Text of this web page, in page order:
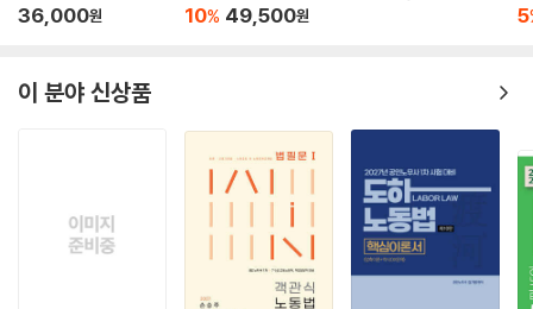
36,000원 10% 49,500원 5
이 분야 신상품